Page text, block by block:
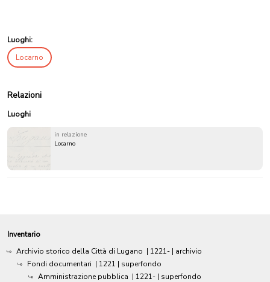
Luoghi:
Locarno
Relazioni
Luoghi
in relazione
Locarno
Inventario
Archivio storico della Città di Lugano | 1221- | archivio
Fondi documentari | 1221 | superfondo
Amministrazione pubblica | 1221- | superfondo